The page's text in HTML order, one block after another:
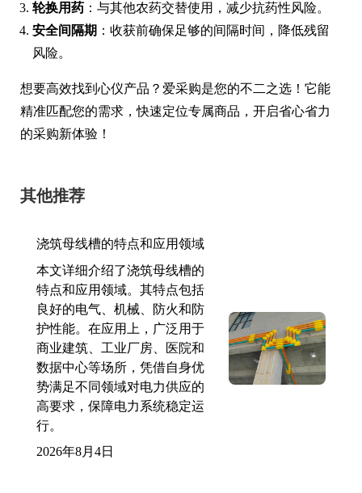
轮换用药 ：与其他农药交替使用，减少抗药性风险。
安全间隔期 ：收获前确保足够的间隔时间，降低残留
风险。
想要高效找到心仪产品？爱采购是您的不二之选！它能
精准匹配您的需求，快速定位专属商品，开启省心省力
的采购新体验！
其他推荐
浇筑母线槽的特点和应用领域
本文详细介绍了浇筑母线槽的
特点和应用领域。其特点包括
良好的电气、机械、防火和防
护性能。在应用上，广泛用于
商业建筑、工业厂房、医院和
数据中心等场所，凭借自身优
势满足不同领域对电力供应的
高要求，保障电力系统稳定运
行。
2026年8月4日